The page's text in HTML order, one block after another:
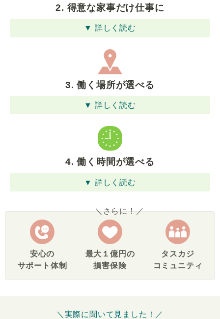
2. 得意な家事だけ仕事に
▼ 詳しく読む
3. 働く場所が選べる
▼ 詳しく読む
4. 働く時間が選べる
▼ 詳しく読む
＼さらに！／
安心の
サポート体制
最大１億円の
損害保険
タスカジ
コミュニティ
＼実際に聞いて見ました！／